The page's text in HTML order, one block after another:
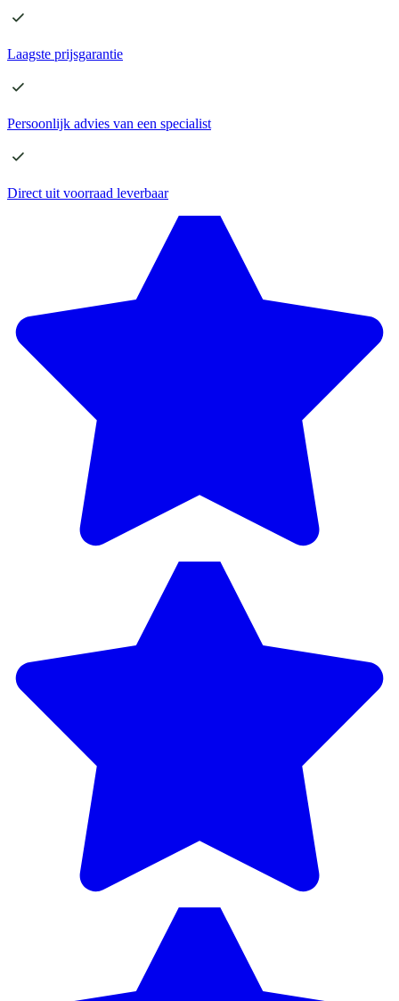
Laagste prijsgarantie
Persoonlijk advies van een specialist
Direct uit voorraad leverbaar